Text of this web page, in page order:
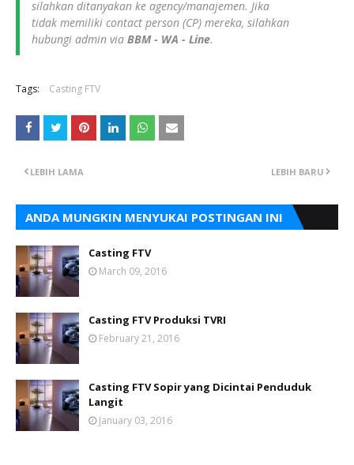
silahkan ditanyakan ke agency/manajemen. Jika
tidak memiliki contact person (CP) mereka, silahkan
hubungi admin via BBM - WA - Line.
Tags: Casting FTV
LEBIH BARU
LEBIH LAMA
ANDA MUNGKIN MENYUKAI POSTINGAN INI
Casting FTV
March 09, 2016
Casting FTV Produksi TVRI
February 21, 2016
Casting FTV Sopir yang Dicintai Penduduk
Langit
January 03, 2016